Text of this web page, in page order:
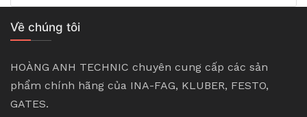
Về chúng tôi
HOÀNG ANH TECHNIC chuyên cung cấp các sản
phẩm chính hãng của INA-FAG, KLUBER, FESTO,
GATES.